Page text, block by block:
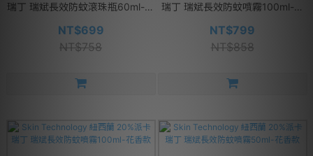
瑞丁 瑞斌長效防蚊滾珠瓶60ml-花
NT$699
NT$758
瑞丁 瑞斌長效防蚊噴霧100ml-無
NT$799
NT$858